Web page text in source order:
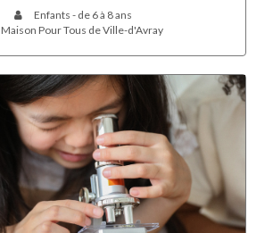
Enfants - de 6 à 8 ans
Maison Pour Tous de Ville-d'Avray